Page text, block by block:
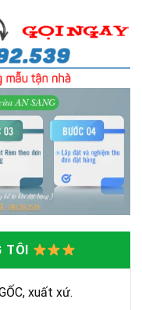
TÔI
xuất xứ.